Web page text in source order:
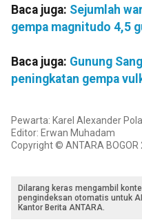
Baca juga: Sejumlah
gempa magnitudo 4,5
Baca juga: Gunung
peningkatan gempa
Pewarta: Karel Alexander
Editor: Erwan Muhadam
Copyright © ANTARA BOGOR
Dilarang keras mengambil
pengindeksan otomatis untuk
Kantor Berita ANTARA.